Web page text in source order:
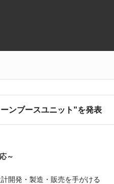
ンブースユニット"を発表
～
開発・製造・販売を手がける